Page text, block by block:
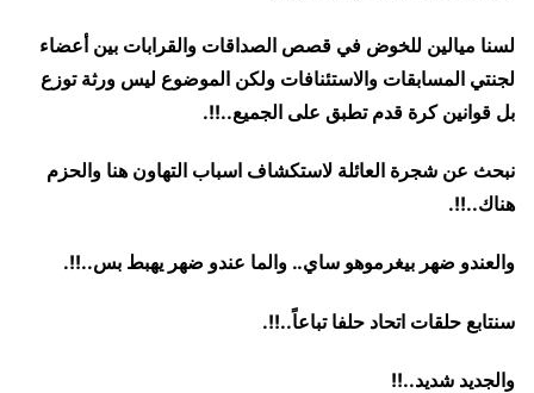
لسنا ميالين للخوض في قصص الصداقات والقرابات بين أعضاء
لجنتي المسابقات والاستئنافات ولكن الموضوع ليس ورثة توزع
بل قوانين كرة قدم تطبق على الجميع..!!.
نبحث عن شجرة العائلة لاستكشاف اسباب التهاون هنا والحزم
هناك..!!.
والعندو ضهر بيغرموهو ساي.. والما عندو ضهر يهبط بس..!!.
سنتابع حلقات اتحاد حلفا تباعاً..!!.
والجديد شديد..!!